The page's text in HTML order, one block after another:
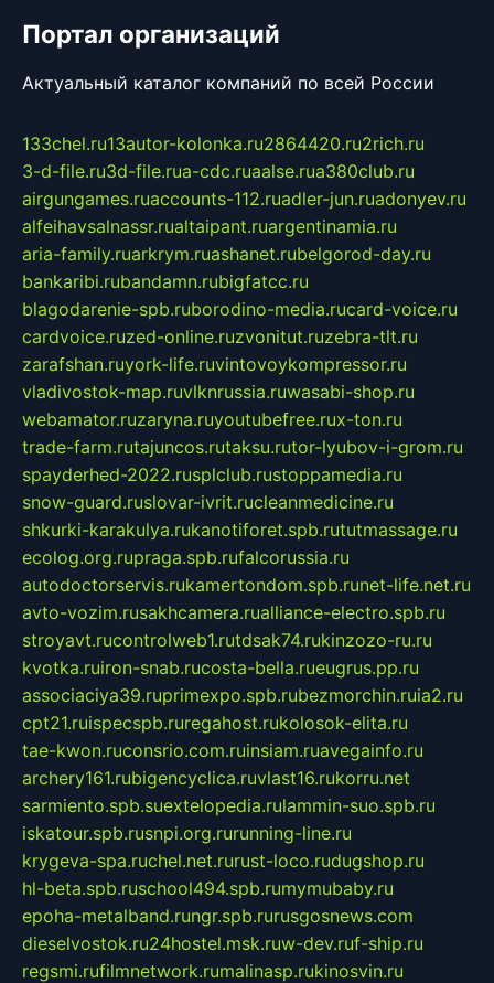
Портал организаций
Актуальный каталог компаний по всей России
133chel.ru13autor-kolonka.ru2864420.ru2rich.ru
3-d-file.ru3d-file.rua-cdc.ruaalse.rua380club.ru
airgungames.ruaccounts-112.ruadler-jun.ruadonyev.ru
alfeihavsalnassr.rualtaipant.ruargentinamia.ru
aria-family.ruarkrym.ruashanet.rubelgorod-day.ru
bankaribi.rubandamn.rubigfatcc.ru
blagodarenie-spb.ruborodino-media.rucard-voice.ru
cardvoice.ruzed-online.ruzvonitut.ruzebra-tlt.ru
zarafshan.ruyork-life.ruvintovoykompressor.ru
vladivostok-map.ruvlknrussia.ruwasabi-shop.ru
webamator.ruzaryna.ruyoutubefree.rux-ton.ru
trade-farm.rutajuncos.rutaksu.rutor-lyubov-i-grom.ru
spayderhed-2022.rusplclub.rustoppamedia.ru
snow-guard.ruslovar-ivrit.rucleanmedicine.ru
shkurki-karakulya.rukanotiforet.spb.rututmassage.ru
ecolog.org.rupraga.spb.rufalcorussia.ru
autodoctorservis.rukamertondom.spb.runet-life.net.ru
avto-vozim.rusakhcamera.rualliance-electro.spb.ru
stroyavt.rucontrolweb1.rutdsak74.rukinzozo-ru.ru
kvotka.ruiron-snab.rucosta-bella.rueugrus.pp.ru
associaciya39.ruprimexpo.spb.rubezmorchin.ruia2.ru
cpt21.ruispecspb.ruregahost.rukolosok-elita.ru
tae-kwon.ruconsrio.com.ruinsiam.ruavegainfo.ru
archery161.rubigencyclica.ruvlast16.rukorru.net
sarmiento.spb.suextelopedia.rulammin-suo.spb.ru
iskatour.spb.rusnpi.org.rurunning-line.ru
krygeva-spa.ruchel.net.rurust-loco.rudugshop.ru
hl-beta.spb.ruschool494.spb.rumymubaby.ru
epoha-metalband.rungr.spb.rurusgosnews.com
dieselvostok.ru24hostel.msk.ruw-dev.ruf-ship.ru
regsmi.rufilmnetwork.rumalinasp.rukinosvin.ru